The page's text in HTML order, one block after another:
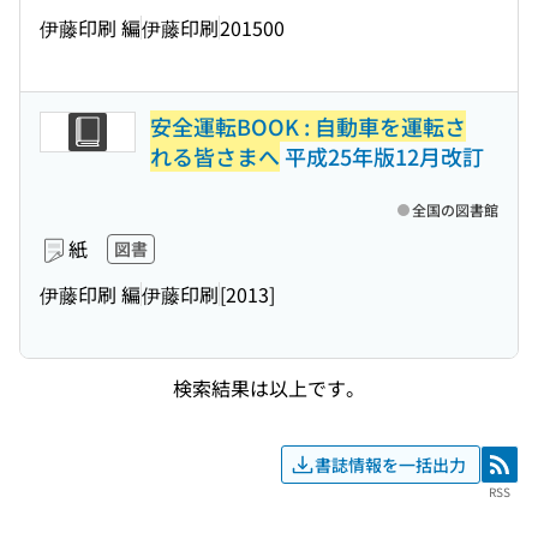
伊藤印刷 編伊藤印刷201500
安全運転BOOK : 自動車を運転さ
れる皆さまへ平成25年版12月改訂
紙 図書
伊藤印刷 編伊藤印刷[2013]
全国の図書館
検索結果は以上です。
書誌情報を一括出力 RSS
RSS